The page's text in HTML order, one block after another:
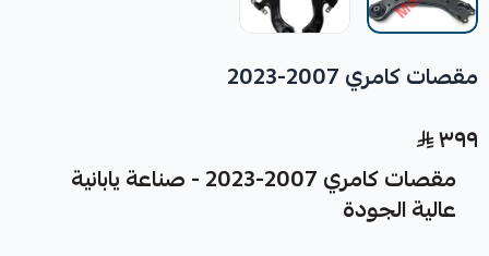
مقصات كامري 2007-2023
٣٩٩
مقصات كامري 2007-2023 - صناعة يابانية
عالية الجودة